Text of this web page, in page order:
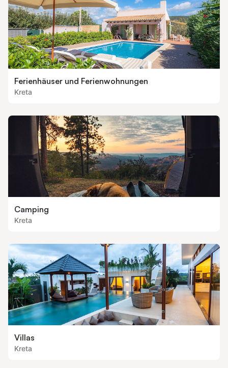
Beim Betreten des Apartments sehen Sie das Wohnzimmer
Ferienhäuser und Ferienwohnungen
Kreta
Camping
Kreta
Villas
Kreta